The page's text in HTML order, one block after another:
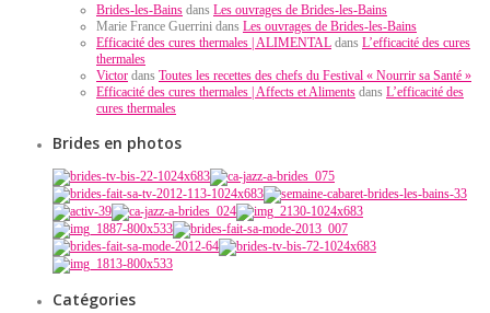
Brides-les-Bains dans Les ouvrages de Brides-les-Bains
Marie France Guerrini dans Les ouvrages de Brides-les-Bains
Efficacité des cures thermales | ALIMENTAL dans L’efficacité des cures
thermales
Victor dans Toutes les recettes des chefs du Festival « Nourrir sa Santé »
Efficacité des cures thermales | Affects et Aliments dans L’efficacité des
cures thermales
Brides en photos
Catégories